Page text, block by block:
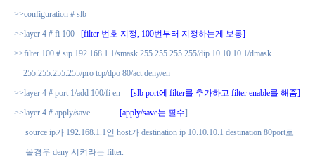
>>configuration # slb
>>layer 4 # fi 100
[filter 번호 지정, 100번부터 지정하는게 보통]
>>filter 100 # sip 192.168.1.1/smask 255.255.255.255/dip 10.10.10.1/dmask
255.255.255.255/pro tcp/dpo 80/act deny/en
>>layer 4 # port 1/add 100/fi en
[slb port에 filter를 추가하고 filter enable를 해줌]
>>layer 4 # apply/save
[apply/save는 필수]
source ip가 192.168.1.1인 host가 destination ip 10.10.10.1 destination 80port로
올경우 deny시켜라는 filter.